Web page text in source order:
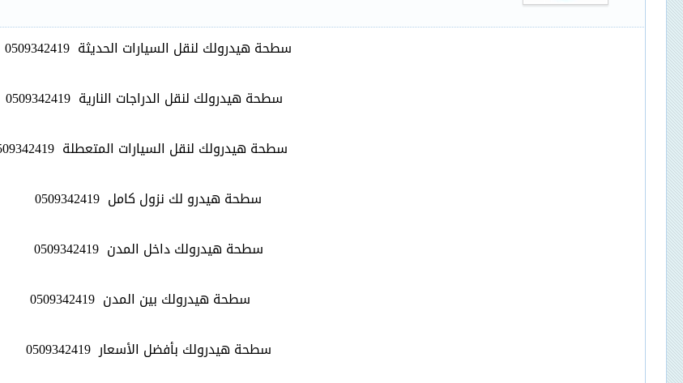
سطحة هيدرولك لنقل السيارات الحديثة 0509342419
سطحة هيدرولك لنقل الدراجات النارية 0509342419
سطحة هيدرولك لنقل السيارات المتعطلة
سطحة هيدرو لك نزول كامل 0509342419
سطحة هيدرولك داخل المدن0509342419
سطحة هيدرولك بين المدن 0509342419
سطحة هيدرولك بأفضل الأسعار 0509342419